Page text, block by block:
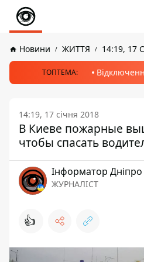
Новини ЖИТТЯ 14:19, 17
ТОПТЕМА:
14:19, 17 січня 2018
В Киеве пожарные
чтобы спасать
Інформатор Дніпро
ЖУРНАЛІСТ
👍